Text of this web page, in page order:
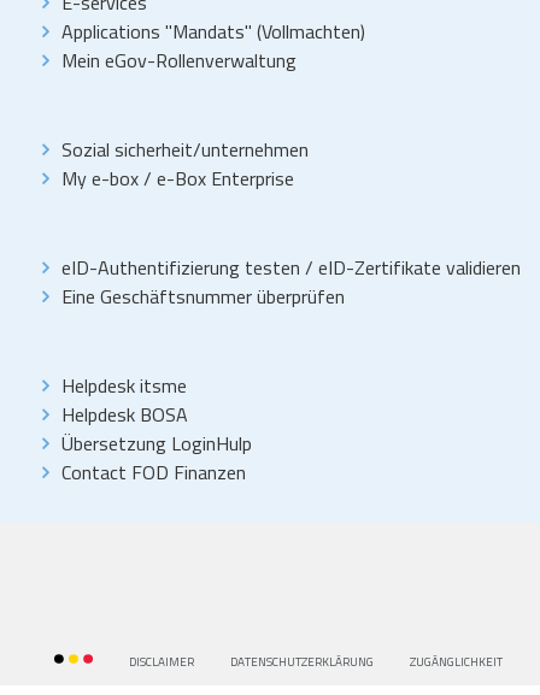
Applications "Mandats" (Vollmachten)
Mein eGov-Rollenverwaltung
Sozial sicherheit/unternehmen
My e-box/ e-Box Enterprise
eID-Authentifizierung testen / eID-Zertifikate validieren
Eine Geschäftsnummer überprüfen
Helpdesk itsme
Helpdesk BOSA
Übersetzung LoginHulp
Contact FOD Finanzen
DISCLAIMER DATENSCHUTZERKLÂRUNG ZUGÂNGLICHKEIT